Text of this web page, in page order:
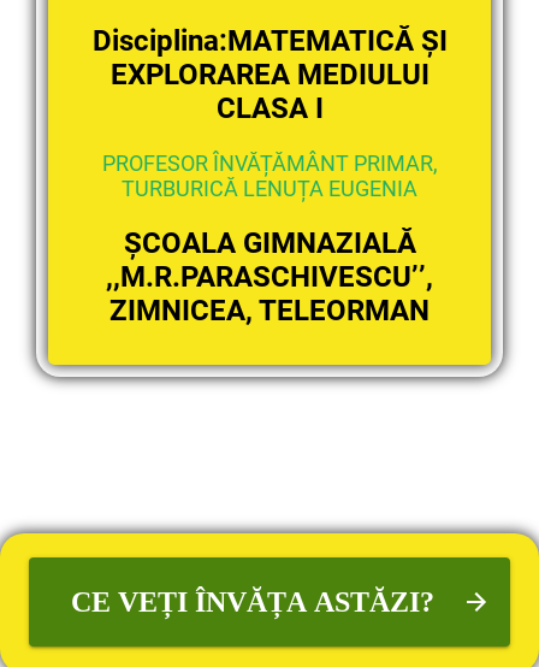
Disciplina:MATEMATICĂ ȘI
EXPLORAREA MEDIULUI
CLASA I
PROFESOR ÎNVĂȚĂMÂNT PRIMAR,
TURBURICĂ LENUȚA EUGENIA
ȘCOALA GIMNAZIALĂ
,,M.R.PARASCHIVESCU’’,
ZIMNICEA, TELEORMAN
CE VEȚI ÎNVĂȚA ASTĂZI?